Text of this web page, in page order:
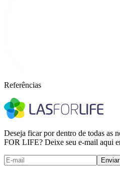
Referências
Deseja ficar por dentro de todas as
FOR LIFE? Deixe seu e-mail aqui
Enviar